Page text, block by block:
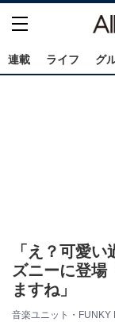
連載 ライフ グ
「え？可愛
ズニーに登場
ますね」
音楽ユニット・FUNKY